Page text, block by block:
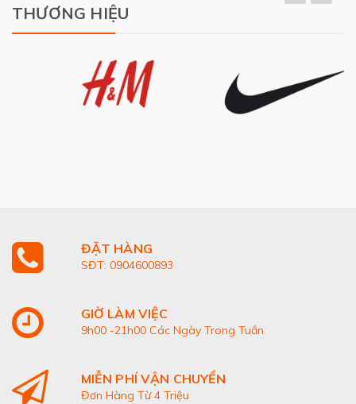
THƯƠNG HIỆU
ĐẶT HÀNG
SĐT: 0904600893
GIỜ LÀM VIỆC
9h00 -21h00 Các Ngày Trong Tuần
MIỄN PHÍ VẬN CHUYỂN
Đơn Hàng Từ 4 Triệu